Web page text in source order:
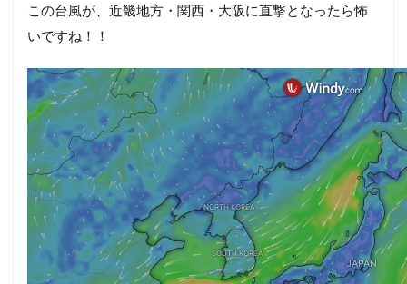
この台風が、近畿地方・関西・大阪に直撃となったら怖
いですね！！